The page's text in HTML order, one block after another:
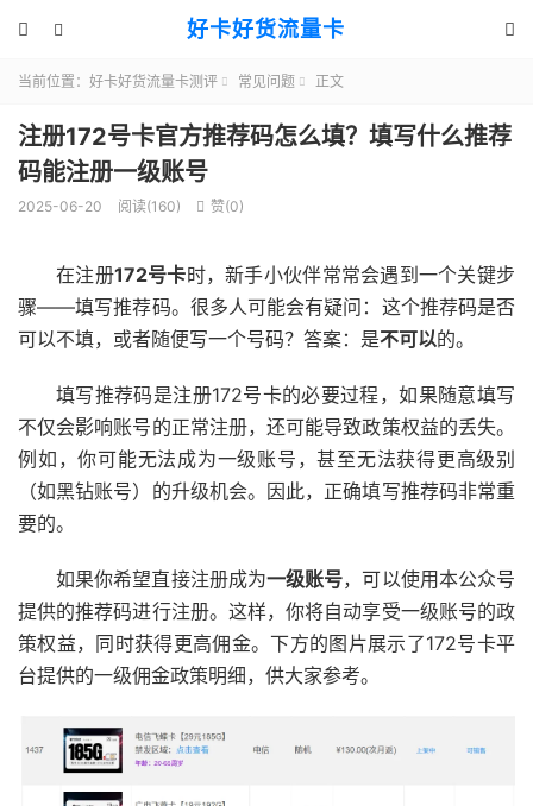
好卡好货流量卡
 

当前位置： 好卡好货流量卡测评  常见问题  正文
注册172号卡官方推荐码怎么填？填写什么推荐
码能注册一级账号
2025-06-20 阅读(160)  赞(0)
在注册172号卡时，新手小伙伴常常会遇到一个关键步
骤——填写推荐码。很多人可能会有疑问：这个推荐码是否
可以不填，或者随便写一个号码？答案：是不可以的。
填写推荐码是注册172号卡的必要过程，如果随意填写
不仅会影响账号的正常注册，还可能导致政策权益的丢失。
例如，你可能无法成为一级账号，甚至无法获得更高级别
（如黑钻账号）的升级机会。因此，正确填写推荐码非常重
要的。
如果你希望直接注册成为一级账号，可以使用本公众号
提供的推荐码进行注册。这样，你将自动享受一级账号的政
策权益，同时获得更高佣金。下方的图片展示了172号卡平
台提供的一级佣金政策明细，供大家参考。